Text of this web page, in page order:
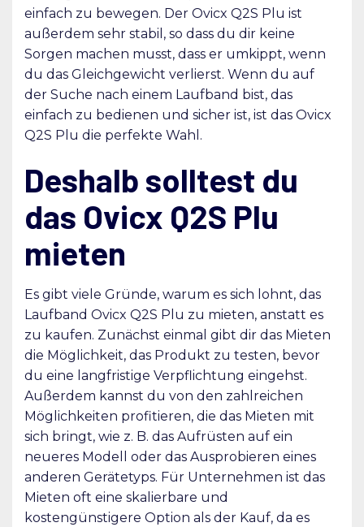
einfach zu bewegen. Der Ovicx Q2S Plu ist
außerdem sehr stabil, so dass du dir keine
Sorgen machen musst, dass er umkippt, wenn
du das Gleichgewicht verlierst. Wenn du auf
der Suche nach einem Laufband bist, das
einfach zu bedienen und sicher ist, ist das Ovicx
Q2S Plu die perfekte Wahl.
Deshalb solltest du
das Ovicx Q2S Plu
mieten
Es gibt viele Gründe, warum es sich lohnt, das
Laufband Ovicx Q2S Plu zu mieten, anstatt es
zu kaufen. Zunächst einmal gibt dir das Mieten
die Möglichkeit, das Produkt zu testen, bevor
du eine langfristige Verpflichtung eingehst.
Außerdem kannst du von den zahlreichen
Möglichkeiten profitieren, die das Mieten mit
sich bringt, wie z. B. das Aufrüsten auf ein
neueres Modell oder das Ausprobieren eines
anderen Gerätetyps. Für Unternehmen ist das
Mieten oft eine skalierbare und
kostengünstigere Option als der Kauf, da es